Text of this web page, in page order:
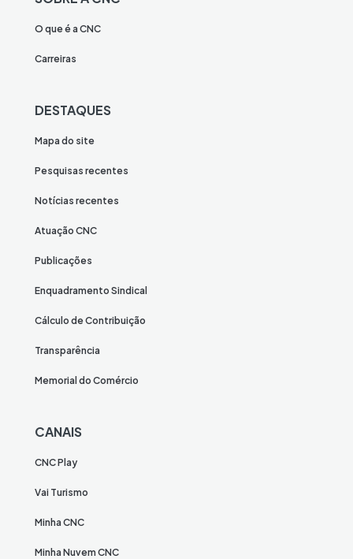
O que é a CNC
Carreiras
DESTAQUES
Mapa do site
Pesquisas recentes
Notícias recentes
Atuação CNC
Publicações
Enquadramento Sindical
Cálculo de Contribuição
Transparência
Memorial do Comércio
CANAIS
CNC Play
Vai Turismo
Minha CNC
Minha Nuvem CNC